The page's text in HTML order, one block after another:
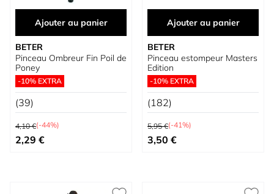
Ajouter au panier
BETER
Pinceau Ombreur Fin Poil de
Poney
-10% EXTRA
(39)
Prix normal
4,10 €(-44%)
Prix spécial
2,29 €
Ajouter au panier
BETER
Pinceau estompeur Masters
Edition
-10% EXTRA
(182)
Prix normal
5,95 €(-41%)
Prix spécial
3,50 €